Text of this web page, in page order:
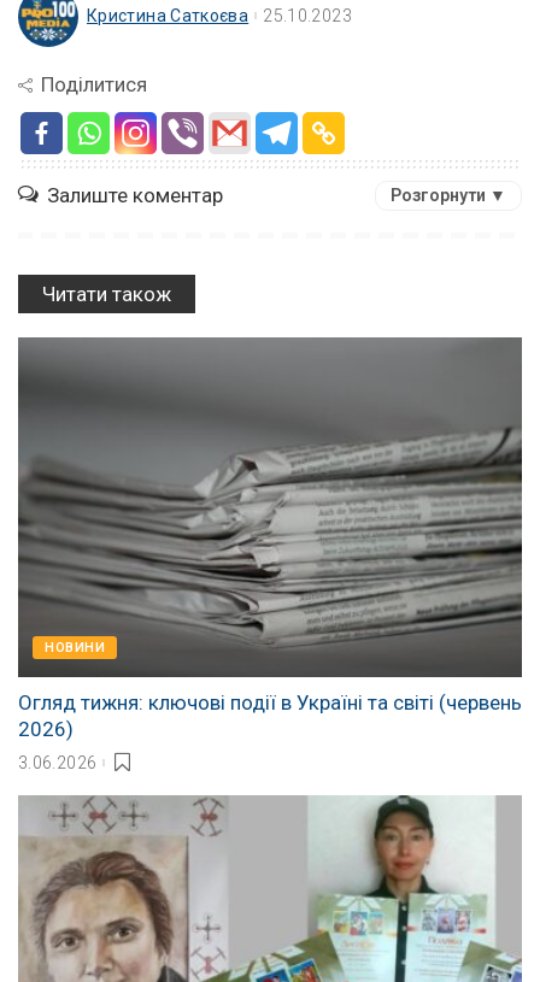
Кристина Саткоєва 25.10.2023
Поділитися
Залиште коментар Розгорнути ▼
Читати також
НОВИНИ
Огляд тижня: ключові події в Україні та світі (червень
2026)
3.06.2026